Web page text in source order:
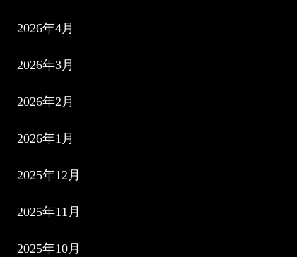
2026年4月
2026年3月
2026年2月
2026年1月
2025年12月
2025年11月
2025年10月